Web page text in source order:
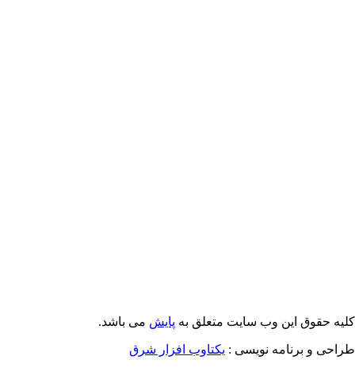
حقوق این وب سایت متعلق بهپایش می باشد.
و برنامه نویسی : یکتاوب افزار شرق